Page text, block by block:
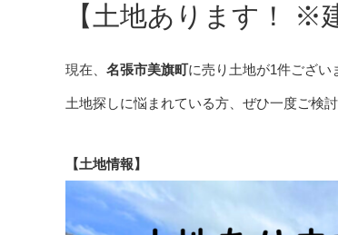
【土地あります！ ※
現在、 名張市美旗町に売り土地が1件ござい
土地探しに悩まれている方、ぜひ一度ご検
【土地情報】